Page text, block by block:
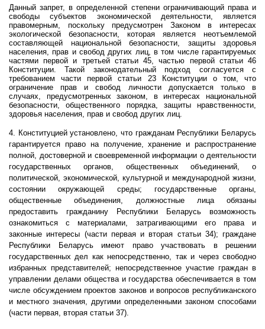
Данный запрет, в определенной степени ограничивающий права и
свободы субъектов экономической деятельности, является
правомерным, поскольку предусмотрен Законом в интересах
экологической безопасности, которая является неотъемлемой
составляющей национальной безопасности, защиты здоровья
населения, прав и свобод других лиц, в том числе гарантируемых
частями первой и третьей статьи 45, частью первой статьи 46
Конституции. Такой законодательный подход согласуется с
требованием части первой статьи 23 Конституции о том, что
ограничение прав и свобод личности допускается только в
случаях, предусмотренных законом, в интересах национальной
безопасности, общественного порядка, защиты нравственности,
здоровья населения, прав и свобод других лиц.
4. Конституцией установлено, что гражданам Республики Беларусь
гарантируется право на получение, хранение и распространение
полной, достоверной и своевременной информации о деятельности
государственных органов, общественных объединений, о
политической, экономической, культурной и международной жизни,
состоянии окружающей среды; государственные органы,
общественные объединения, должностные лица обязаны
предоставить гражданину Республики Беларусь возможность
ознакомиться с материалами, затрагивающими его права и
законные интересы (части первая и вторая статьи 34); граждане
Республики Беларусь имеют право участвовать в решении
государственных дел как непосредственно, так и через свободно
избранных представителей; непосредственное участие граждан в
управлении делами общества и государства обеспечивается в том
числе обсуждением проектов законов и вопросов республиканского
и местного значения, другими определенными законом способами
(части первая, вторая статьи 37).